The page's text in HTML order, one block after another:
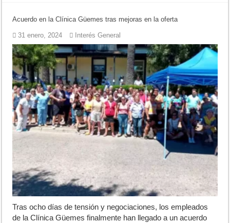
Acuerdo en la Clínica Güemes tras mejoras en la oferta
31 enero, 2024 Interés General
Tras ocho días de tensión y negociaciones, los empleados
de la Clínica Güemes finalmente han llegado a un acuerdo